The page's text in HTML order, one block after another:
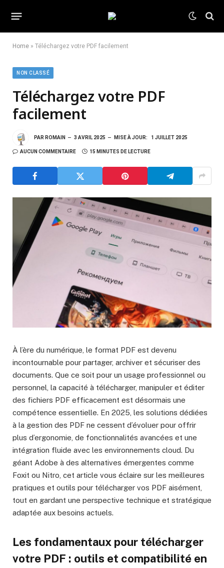
Home » Téléchargez votre PDF facilement
NON CLASSÉ
Téléchargez votre PDF
facilement
PAR ROMAIN 3 AVRIL 2025 MISE À JOUR: 1 JUILLET 2025
AUCUN COMMENTAIRE 15 MINUTES DE LECTURE
À l’ère du numérique, le format PDF est devenu
incontournable pour partager, archiver et sécuriser des
documents. Que ce soit pour un usage professionnel ou
personnel, la capacité à télécharger, manipuler et éditer
des fichiers PDF efficacement est désormais une
compétence essentielle. En 2025, les solutions dédiées
à la gestion des PDF ne cessent d’évoluer pour offrir
plus d’ergonomie, de fonctionnalités avancées et une
intégration fluide avec les environnements cloud. Du
géant Adobe à des alternatives émergentes comme
Foxit ou Nitro, cet article vous éclaire sur les meilleures
pratiques et outils pour télécharger vos PDF aisément,
tout en gardant une perspective technique et stratégique
adaptée aux besoins actuels.
Les fondamentaux pour télécharger
votre PDF : outils et compatibilité en